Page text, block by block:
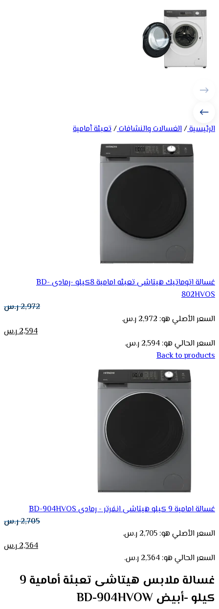
الرئيسية/الغسالات والنشافات/تعبئة أمامية
غسالة اتوماتيك هيتاشى تعبئه امامية 8كيلو -رمادى BD-
802HVOS
2,972ر.س
السعر الأصلي هو: 2,972 ر.س.
2,594ر.س
السعر الحالي هو: 2,594 ر.س.
Back to products
غسالة امامية 9 كيلو هيتاشى انفرتر - رمادى BD-904HVOS
2,705ر.س
السعر الأصلي هو: 2,705 ر.س.
2,364ر.س
السعر الحالي هو: 2,364 ر.س.
غسالة ملابس هيتاشى تعبئة أمامية 9
كيلو -أبيض BD-904HVOW